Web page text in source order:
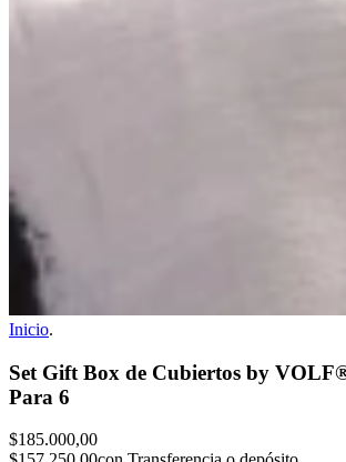
Inicio.
Set Gift Box de Cubiertos by
Para 6
$185.000,00